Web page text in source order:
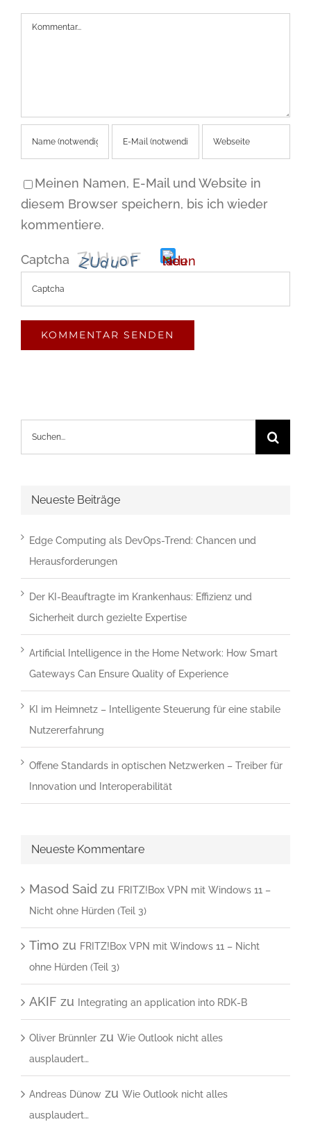
Kommentar
Meinen Namen, E-Mail und Website in
diesem Browser speichern, bis ich wieder
kommentiere.
Captcha
angezeigten
Zeichen
zu
dass
du
Neueste Beiträge
Edge Computing als DevOps-Trend: Chancen und
Herausforderungen
Der KI-Beauftragte im Krankenhaus: Effizienz und
Sicherheit durch gezielte Expertise
Artificial Intelligence in the Home Network: How Smart
Gateways Can Ensure Quality of Experience
KI im Heimnetz – Intelligente Steuerung für eine stabile
Nutzererfahrung
Offene Standards in optischen Netzwerken – Treiber für
Innovation und Interoperabilität
Neueste Kommentare
Masod Said zu FRITZ!Box VPN mit Windows 11 –
Nicht ohne Hürden (Teil 3)
Timo zu FRITZ!Box VPN mit Windows 11 – Nicht
ohne Hürden (Teil 3)
AKIF zu Integrating an application into RDK-B
Oliver Brünnler zu Wie Outlook nicht alles
ausplaudert…
Andreas Dünow zu Wie Outlook nicht alles
ausplaudert…